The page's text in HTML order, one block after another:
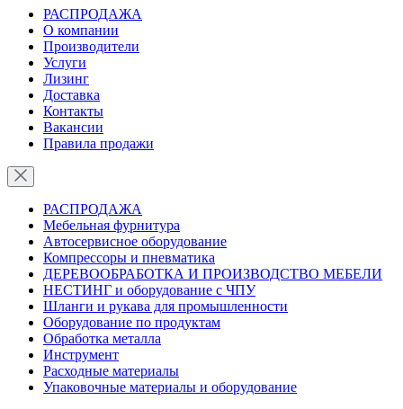
РАСПРОДАЖА
О компании
Производители
Услуги
Лизинг
Доставка
Контакты
Вакансии
Правила продажи
РАСПРОДАЖА
Мебельная фурнитура
Автосервисное оборудование
Компрессоры и пневматика
ДЕРЕВООБРАБОТКА И ПРОИЗВОДСТВО МЕБЕЛИ
НЕСТИНГ и оборудование с ЧПУ
Шланги и рукава для промышленности
Оборудование по продуктам
Обработка металла
Инструмент
Расходные материалы
Упаковочные материалы и оборудование